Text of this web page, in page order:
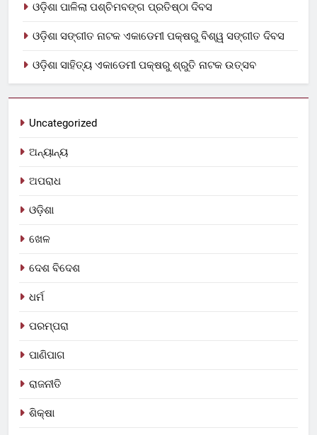
ଓଡ଼ିଶା ପାଳିଲା ପଶ୍ଚିମବଙ୍ଗ ପ୍ରତିଷ୍ଠା ଦିବସ
ଓଡ଼ିଶା ସଙ୍ଗୀତ ନାଟକ ଏକାଡେମୀ ପକ୍ଷରୁ ବିଶ୍ୱ ସଙ୍ଗୀତ ଦିବସ
ଓଡ଼ିଶା ସାହିତ୍ୟ ଏକାଡେମୀ ପକ୍ଷରୁ ଶ୍ରୁତି ନାଟକ ଉତ୍ସବ
Uncategorized
ଅନ୍ୟାନ୍ୟ
ଅପରାଧ
ଓଡ଼ିଶା
ଖେଳ
ଦେଶ ବିଦେଶ
ଧର୍ମ
ପରମ୍ପରା
ପାଣିପାଗ
ରାଜନୀତି
ଶିକ୍ଷା